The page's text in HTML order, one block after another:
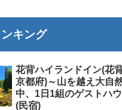
キング
花背ハイランドイン(花
京都府)～山を越え大自
中、1日1組のゲストハ
(民宿)